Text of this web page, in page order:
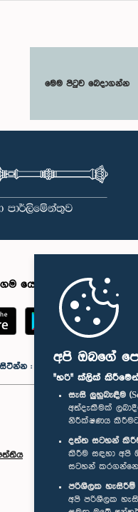
අපි ඔබගේ
"හරි" ක්ලික්
සැසි ලුහුබැඳීම
අත්දැකීමක්
නිරීක්ෂණය කිරීමට
දත්ත සටහන්
කිරීම සඳහා අපි
සටහන්
පරිශීලක හැසිරීම්
අපි පරිශීලක
මෙම පිටුව බෙදාගන්න
යෙදුම
සිටින්න :